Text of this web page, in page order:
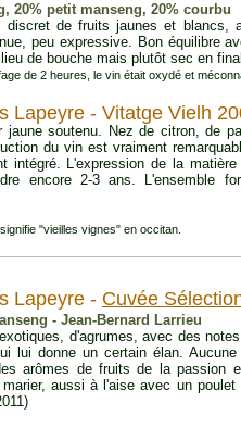
20% petit manseng, 20% courbu
discret de fruits jaunes et blancs,
peu expressive. Bon équilibre
de bouche mais plutôt sec en
de 2 heures, le vin était oxydé et
Lapeyre - Vitatge Vielh
jaune soutenu. Nez de citron, de
du vin est vraiment
intégré. L'expression de la
encore 2-3 ans. L'ensemble
"vieilles vignes" en occitan.
Lapeyre - Cuvée
- Jean-Bernard Larrieu
d'agrumes, avec des
lui donne un certain élan.
arômes de fruits de la passion
aussi à l'aise avec un